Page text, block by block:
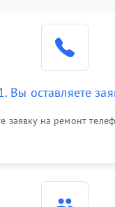
Вы оставляете
заявку на ремонт